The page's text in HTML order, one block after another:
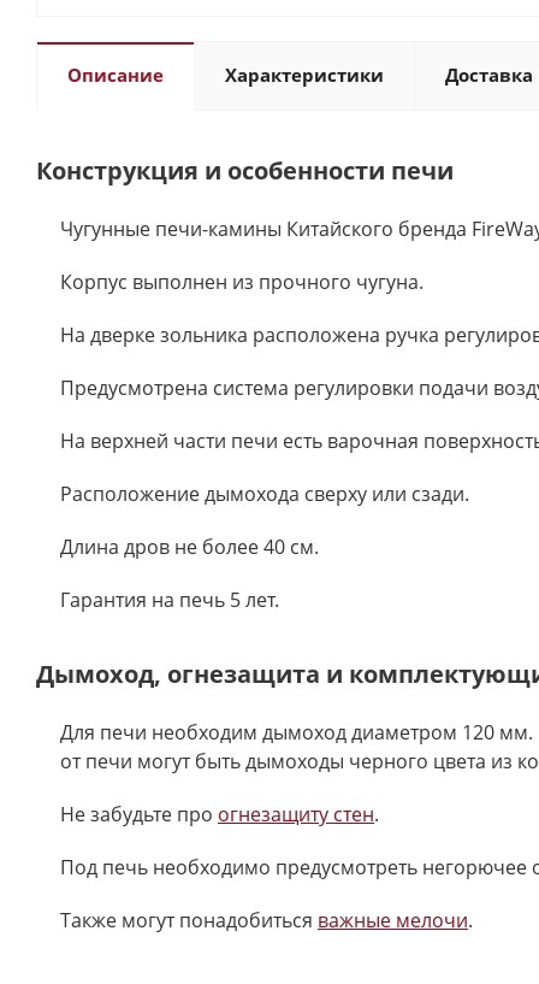
Описание Характеристики
Конструкция и особенности печи
Чугунные печи-камины Китайского бренда
Корпус выполнен из прочного чугуна.
На дверке зольника расположена ручка
Предусмотрена система регулировки подачи
На верхней части печи есть варочная
Расположение дымохода сверху или сзади.
Длина дров не более 40 см.
Гарантия на печь 5 лет.
Дымоход, огнезащита и
Для печи необходим дымоход диаметром 120
от печи могут быть дымоходы черного цвета из
Не забудьте про огнезащиту стен.
Под печь необходимо предусмотреть
Также могут понадобиться важные мелочи.